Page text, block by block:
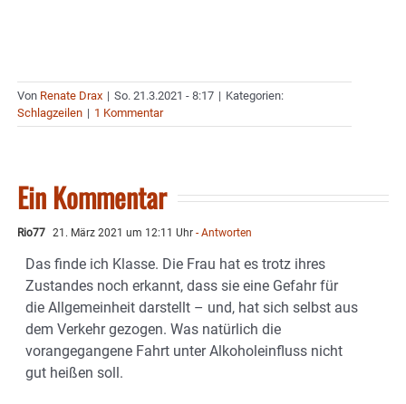
Von Renate Drax | So. 21.3.2021 - 8:17 | Kategorien:
Schlagzeilen | 1 Kommentar
Ein Kommentar
Rio77 21. März 2021 um 12:11 Uhr - Antworten
Das finde ich Klasse. Die Frau hat es trotz ihres
Zustandes noch erkannt, dass sie eine Gefahr für
die Allgemeinheit darstellt – und, hat sich selbst aus
dem Verkehr gezogen. Was natürlich die
vorangegangene Fahrt unter Alkoholeinfluss nicht
gut heißen soll.